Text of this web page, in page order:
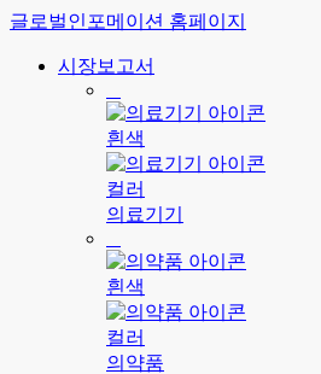
글로벌인포메이션 홈페이지
시장보고서
의료기기
의약품